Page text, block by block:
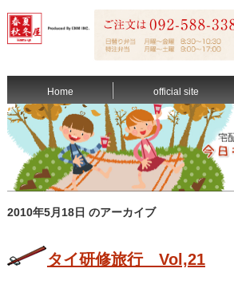
Home official site
2010年5月18日 のアーカイブ
タイ研修旅行 Vol,21